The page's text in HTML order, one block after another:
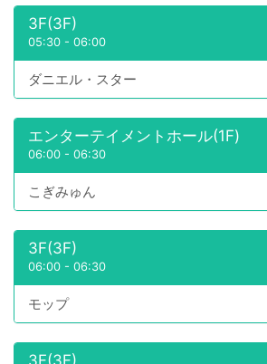
3F(3F)
05:30 - 06:00
ダニエル・スター
エンターテイメントホール(1F)
06:00 - 06:30
こぎみゅん
3F(3F)
06:00 - 06:30
モップ
3F(3F)